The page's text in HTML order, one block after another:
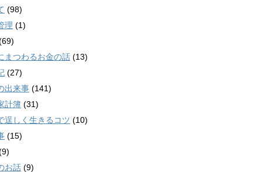
(98)
理 (1)
まつわるお金の話 (13)
(27)
出来事 (141)
計簿 (31)
逞しく生きるコツ (10)
(15)
お話 (9)